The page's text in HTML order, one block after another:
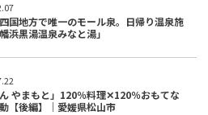
国地方で唯一のモール泉。日帰り温泉施
浜黒湯温泉みなと湯」
ん やまもと」120％料理✕120％おもてな
【後編】｜愛媛県松山市